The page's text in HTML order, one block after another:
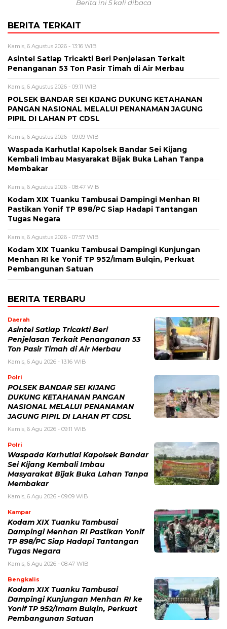
Berita ini 5 kali dibaca
BERITA TERKAIT
Kamis, 6 Agustus 2026 - 13:16 WIB
Asintel Satlap Tricakti Beri Penjelasan Terkait
Penanganan 53 Ton Pasir Timah di Air Merbau
Kamis, 6 Agustus 2026 - 09:11 WIB
POLSEK BANDAR SEI KIJANG DUKUNG KETAHANAN
PANGAN NASIONAL MELALUI PENANAMAN JAGUNG
PIPIL DI LAHAN PT CDSL
Kamis, 6 Agustus 2026 - 09:09 WIB
Waspada Karhutla! Kapolsek Bandar Sei Kijang
Kembali Imbau Masyarakat Bijak Buka Lahan Tanpa
Membakar
Kamis, 6 Agustus 2026 - 08:47 WIB
Kodam XIX Tuanku Tambusai Dampingi Menhan RI
Pastikan Yonif TP 898/PC Siap Hadapi Tantangan
Tugas Negara
Kamis, 6 Agustus 2026 - 07:57 WIB
Kodam XIX Tuanku Tambusai Dampingi Kunjungan
Menhan RI ke Yonif TP 952/Imam Bulqin, Perkuat
Pembangunan Satuan
BERITA TERBARU
Daerah
Asintel Satlap Tricakti Beri
Penjelasan Terkait Penanganan 53
Ton Pasir Timah di Air Merbau
Kamis, 6 Agu 2026 - 13:16 WIB
Polri
POLSEK BANDAR SEI KIJANG
DUKUNG KETAHANAN PANGAN
NASIONAL MELALUI PENANAMAN
JAGUNG PIPIL DI LAHAN PT CDSL
Kamis, 6 Agu 2026 - 09:11 WIB
Polri
Waspada Karhutla! Kapolsek Bandar
Sei Kijang Kembali Imbau
Masyarakat Bijak Buka Lahan Tanpa
Membakar
Kamis, 6 Agu 2026 - 09:09 WIB
Kampar
Kodam XIX Tuanku Tambusai
Dampingi Menhan RI Pastikan Yonif
TP 898/PC Siap Hadapi Tantangan
Tugas Negara
Kamis, 6 Agu 2026 - 08:47 WIB
Bengkalis
Kodam XIX Tuanku Tambusai
Dampingi Kunjungan Menhan RI ke
Yonif TP 952/Imam Bulqin, Perkuat
Pembangunan Satuan